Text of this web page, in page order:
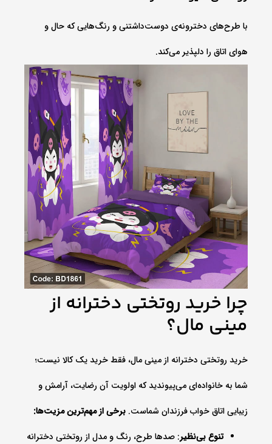
با طرح‌های دخترونه‌ی دوست‌داشتنی و رنگ‌هایی که حال و
هوای اتاق را دلپذیر می‌کند.
چرا خرید روتختی دخترانه از
مینی‌ مال؟
خرید روتختی دخترانه از مینی‌ مال، فقط خرید یک کالا نیست؛
شما به خانواده‌ای می‌پیوندید که اولویت آن رضایت، آرامش و
زیبایی اتاق خواب فرزندان شماست. برخی از مهم‌ترین مزیت‌ها:
تنوع بی‌نظیر: صدها طرح، رنگ و مدل از روتختی دخترانه